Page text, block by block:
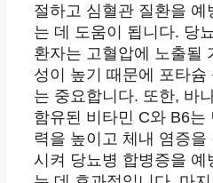
절하고 심혈관 질환을 예
는 데 도움이 됩니다. 당
환자는 고혈압에 노출될
성이 높기 때문에 포타슘
는 중요합니다. 또한, 바
함유된 비타민 C와 B6는
력을 높이고 체내 염증을
시켜 당뇨병 합병증을 예